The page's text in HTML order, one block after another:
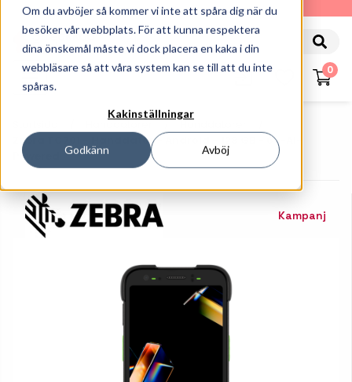
Om du avböjer så kommer vi inte att spåra dig när du
besöker vår webbplats. För att kunna respektera
dina önskemål måste vi dock placera en kaka i din
webbläsare så att våra system kan se till att du inte
spåras.
Kakinställningar
Godkänn Avböj
010-162 61 90
0
Handdatorer
Handdatorer
Zebra TC701 - Handdator - Android - 128 GB - 6" -AI-
Powered
Kampanj